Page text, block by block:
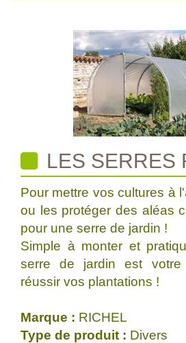
LES SERRES
Pour mettre vos cultures à
ou les protéger des aléas
pour une serre de jardin !
Simple à monter et
serre de jardin est
réussir vos plantations !
Marque : RICHEL
Type de produit : Divers